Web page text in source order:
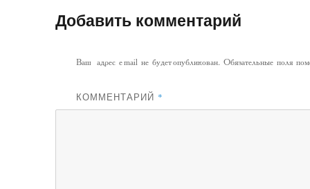
Добавить комментарий
Ваш адрес email не будет опубликован. Обязательные поля
КОММЕНТАРИЙ *